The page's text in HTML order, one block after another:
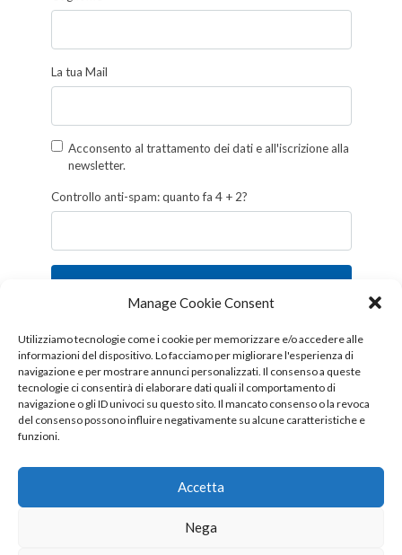
Manage Cookie Consent
Utilizziamo tecnologie come i cookie per memorizzare e/o accedere alle
informazioni del dispositivo. Lo facciamo per migliorare l'esperienza di
navigazione e per mostrare annunci personalizzati. Il consenso a queste
tecnologie ci consentirà di elaborare dati quali il comportamento di
navigazione o gli ID univoci su questo sito. Il mancato consenso o la revoca
del consenso possono influire negativamente su alcune caratteristiche e
funzioni.
Accetta
Nega
La tua Mail
Acconsento al trattamento dei dati e all'iscrizione alla
newsletter.
Controllo anti-spam: quanto fa 4 + 2?
Iscriviti
Follow us!